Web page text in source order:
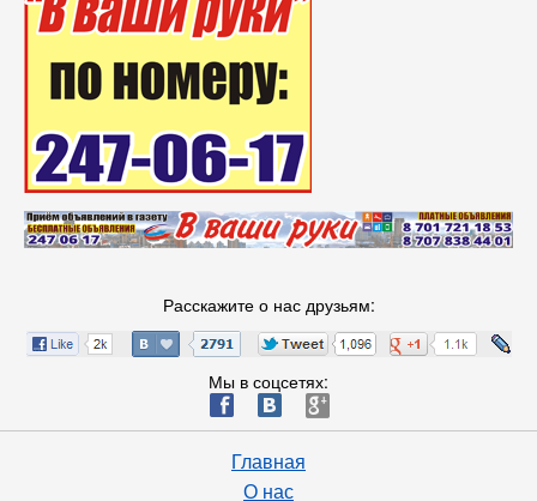
Расскажите о нас друзьям:
Мы в соцсетях:
ä æ è
Главная
О нас